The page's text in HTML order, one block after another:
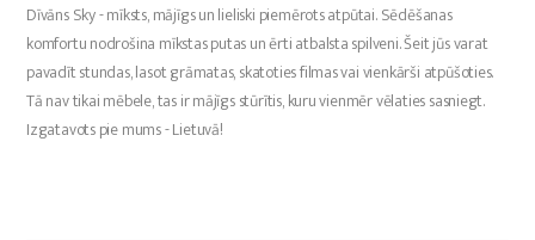
Dīvāns Sky - mīksts, mājīgs un lieliski piemērots atpūtai. Sēdēšanas
komfortu nodrošina mīkstas putas un ērti atbalsta spilveni. Šeit jūs varat
pavadīt stundas, lasot grāmatas, skatoties filmas vai vienkārši atpūšoties.
Tā nav tikai mēbele, tas ir mājīgs stūrītis, kuru vienmēr vēlaties sasniegt.
Izgatavots pie mums - Lietuvā!